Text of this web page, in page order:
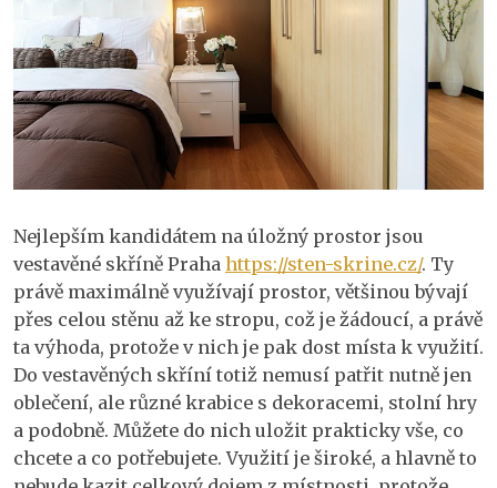
Nejlepším kandidátem na úložný prostor jsou
vestavěné skříně Praha https://sten-skrine.cz/. Ty
právě maximálně využívají prostor, většinou bývají
přes celou stěnu až ke stropu, což je žádoucí, a právě
ta výhoda, protože v nich je pak dost místa k využití.
Do vestavěných skříní totiž nemusí patřit nutně jen
oblečení, ale různé krabice s dekoracemi, stolní hry
a podobně. Můžete do nich uložit prakticky vše, co
chcete a co potřebujete. Využití je široké, a hlavně to